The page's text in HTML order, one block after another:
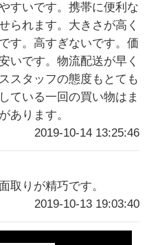
すいです。携帯に便利な
られます。大きさが高く
す。高すぎないです。価
いです。物流配送が早く
スタッフの態度もとても
ている一回の買い物はま
あります。
2019-10-14 13:25:46
取りが精巧です。
2019-10-13 19:03:40